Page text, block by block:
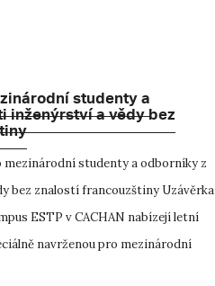
studenty a
inženýrství a vědy bez
mezinárodní studenty a odborníky z
bez znalostí francouzštiny Uzávěrka
ESTP v CACHAN nabízejí letní
navrženou pro mezinárodní